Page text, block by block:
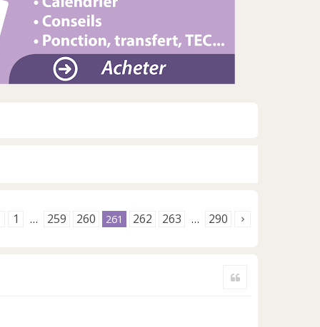
1 … 259 260 261 262 263 … 290